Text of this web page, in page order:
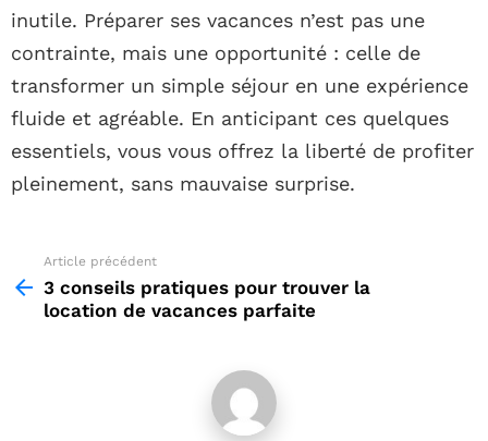
inutile. Préparer ses vacances n’est pas une
contrainte, mais une opportunité : celle de
transformer un simple séjour en une expérience
fluide et agréable. En anticipant ces quelques
essentiels, vous vous offrez la liberté de profiter
pleinement, sans mauvaise surprise.
more
Article précédent
3 conseils pratiques pour trouver la
location de vacances parfaite